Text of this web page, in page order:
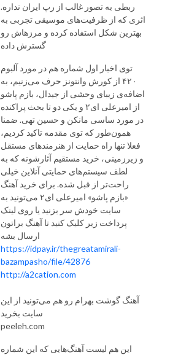
ربطی به تصور غالب از رپ ایران نداره.
اثری که از ظرفیت‌های موسیقی تجربی به
بهترین شکل استفاده کرده و مرزهاش رو
گسترش داده
توی اخبار اول شماره هم در مورد آلبوم
۴۲۰ از کورش وانتونز حرف می‌زنیم، به
اضافه‌ی زیبای وحشی از جیدال، بازم پاشو
از امیرعلی ای۲ و یکی دو تا بحث پراکنده
در مورد ساسی مانکن و حسین تهی. ضمنا
همون‌طور که توی مقدمه تاکید کردیم،
فعلا تنها راه حمایت از هنرمندهای مستقل
و زیرزمینی، خرید مستقیم آثارشونه که به
لطف سیستم‌های حمایتی آنلاین خیلی
راحت‌تر از قبل شده. برای خرید آهنگ
«بازم پاشو» امیرعلی ای۲ می‌تونید به
سایت خودش سر بزنید یا روی لینک
پرداخت زیر کلیک کنید تا آهنگ براتون
ارسال بشه
https://idpay.ir/thegreatamirali-
bazampasho/file/42876
http://a2cation.com
آهنگ گوشت بهرام رو هم می‌تونید از این
سایت بخرید
peeleh.com
این هم لیست آهنگ‌هایی که این شماره